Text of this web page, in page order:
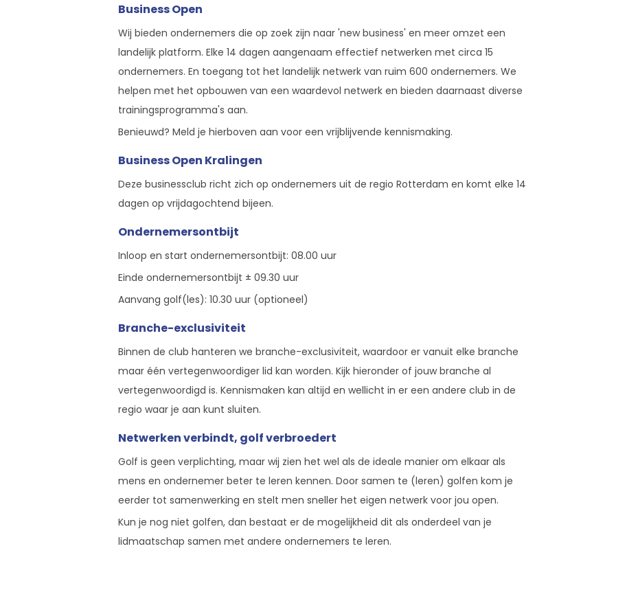
Business Open
Wij bieden ondernemers die op zoek zijn naar 'new business' en meer omzet een
landelijk platform. Elke 14 dagen aangenaam effectief netwerken met circa 15
ondernemers. En toegang tot het landelijk netwerk van ruim 600 ondernemers. We
helpen met het opbouwen van een waardevol netwerk en bieden daarnaast diverse
trainingsprogramma's aan.
Benieuwd? Meld je hierboven aan voor een vrijblijvende kennismaking.
Business Open Kralingen
Deze businessclub richt zich op ondernemers uit de regio Rotterdam en komt elke 14
dagen op vrijdagochtend bijeen.
Ondernemersontbijt
Inloop en start ondernemersontbijt: 08.00 uur
Einde ondernemersontbijt ± 09.30 uur
Aanvang golf(les): 10.30 uur (optioneel)
Branche-exclusiviteit
Binnen de club hanteren we branche-exclusiviteit, waardoor er vanuit elke branche
maar één vertegenwoordiger lid kan worden. Kijk hieronder of jouw branche al
vertegenwoordigd is. Kennismaken kan altijd en wellicht in er een andere club in de
regio waar je aan kunt sluiten.
Netwerken verbindt, golf verbroedert
Golf is geen verplichting, maar wij zien het wel als de ideale manier om elkaar als
mens en ondernemer beter te leren kennen. Door samen te (leren) golfen kom je
eerder tot samenwerking en stelt men sneller het eigen netwerk voor jou open.
Kun je nog niet golfen, dan bestaat er de mogelijkheid dit als onderdeel van je
lidmaatschap samen met andere ondernemers te leren.